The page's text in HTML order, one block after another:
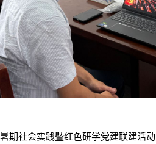
期社会实践暨红色研学党建联建活动